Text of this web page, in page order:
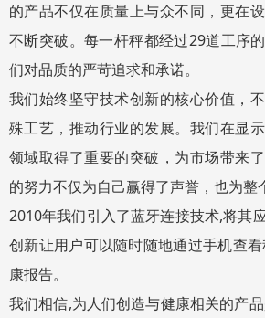
的产品不仅在质量上与众不同，更在
不断突破。每一杆秤都经过29道工序
们对品质的严苛追求和承诺。
我们始终坚守技术创新的核心价值，
殊工艺，推动行业的发展。我们在显
领域取得了重要的突破，为市场带来
的努力不仅为自己赢得了声誉，也为整
2010年我们引入了蓝牙连接技术,将其
创新让用户可以随时随地通过手机查
康报告。
我们相信,为人们创造与健康相关的产